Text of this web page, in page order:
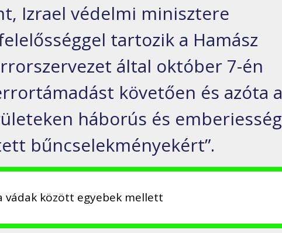
Izrael védelmi minisztere
tartozik a Hamász
által október 7-én
követően és azóta a
háborús és emberiesség
bűncselekményekért”.
vádak között egyebek mellett